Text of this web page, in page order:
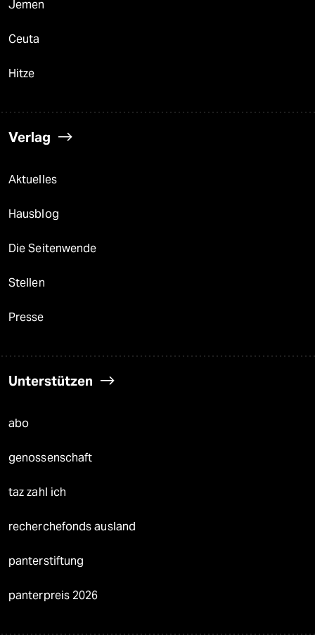
Jemen
Ceuta
Hitze
Verlag
Aktuelles
Hausblog
Die Seitenwende
Stellen
Presse
Unterstützen
abo
genossenschaft
taz zahl ich
recherchefonds ausland
panterstiftung
panterpreis 2026